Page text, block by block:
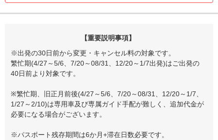
【重要説明事項】
※出発の30日前から変更・キャンセル料の対象です。
繁忙期(4/27～5/6、7/20～08/31、12/20～1/7出発)はご出発の
40日前より対象です。
※繁忙期、旧正月前後(4/27～5/6、7/20～08/31、12/20～1/7、
1/27～2/10)は専用車及び専属ガイド手配が難しく、追加代金が
必要になる場合がございます。
※パスポート残存期間は6か月+滞在日数必要です。